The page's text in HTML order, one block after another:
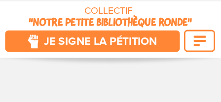
JE SIGNE LA PÉTITION
COLLECTIF
"NOTRE PETITE BIBLIOTHÈQUE RONDE"
POUR QUE VIVENT NOS CITÉS